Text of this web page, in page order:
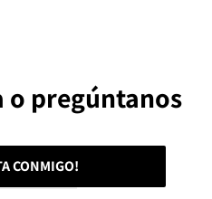
o pregúntanos
CONMIGO!